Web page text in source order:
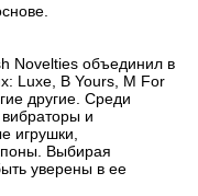
Novelties объединил в
Luxe, B Yours, M For
другие. Среди
и
игрушки,
Выбирая
уверены в ее